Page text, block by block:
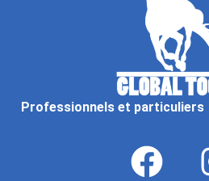
Professionnels et particuliers